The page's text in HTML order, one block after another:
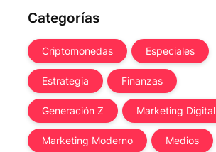
Categorías
Criptomonedas Especiales
Estrategia Finanzas
Generación Z Marketing Digital
Marketing Moderno Medios